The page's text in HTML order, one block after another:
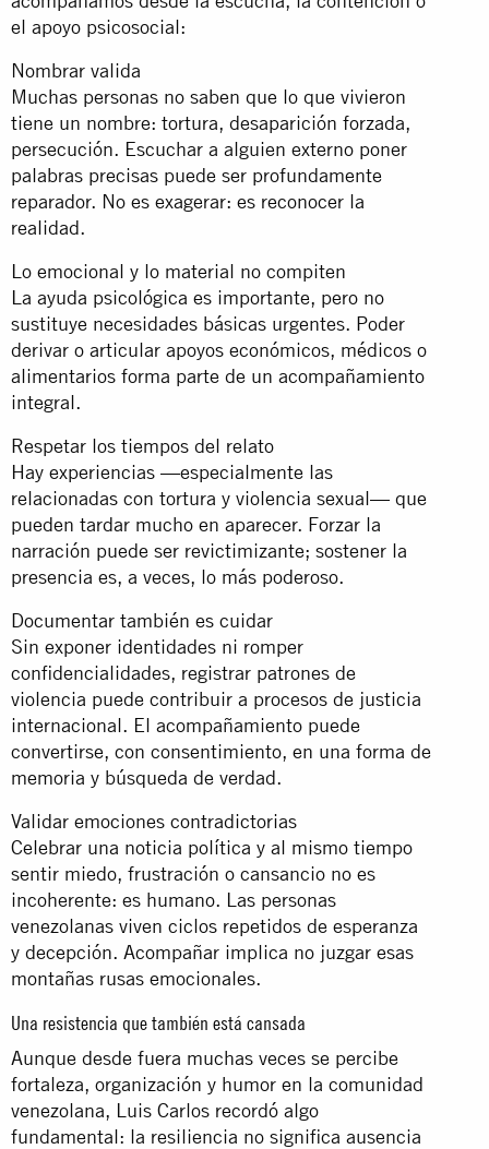
el apoyo psicosocial:
Nombrar valida
Muchas personas no saben que lo que vivieron
tiene un nombre: tortura, desaparición forzada,
persecución. Escuchar a alguien externo poner
palabras precisas puede ser profundamente
reparador. No es exagerar: es reconocer la
realidad.
Lo emocional y lo material no compiten
La ayuda psicológica es importante, pero no
sustituye necesidades básicas urgentes. Poder
derivar o articular apoyos económicos, médicos o
alimentarios forma parte de un acompañamiento
integral.
Respetar los tiempos del relato
Hay experiencias —especialmente las
relacionadas con tortura y violencia sexual— que
pueden tardar mucho en aparecer. Forzar la
narración puede ser revictimizante; sostener la
presencia es, a veces, lo más poderoso.
Documentar también es cuidar
Sin exponer identidades ni romper
confidencialidades, registrar patrones de
violencia puede contribuir a procesos de justicia
internacional. El acompañamiento puede
convertirse, con consentimiento, en una forma de
memoria y búsqueda de verdad.
Validar emociones contradictorias
Celebrar una noticia política y al mismo tiempo
sentir miedo, frustración o cansancio no es
incoherente: es humano. Las personas
venezolanas viven ciclos repetidos de esperanza
y decepción. Acompañar implica no juzgar esas
montañas rusas emocionales.
Una resistencia que también está cansada
Aunque desde fuera muchas veces se percibe
fortaleza, organización y humor en la comunidad
venezolana, Luis Carlos recordó algo
fundamental: la resiliencia no significa ausencia